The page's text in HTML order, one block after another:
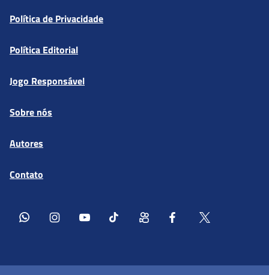
Política de Privacidade
Política Editorial
Jogo Responsável
Sobre nós
Autores
Contato